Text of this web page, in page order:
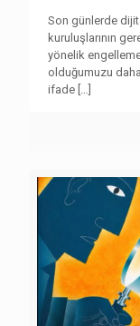
Son günlerde
kuruluşlarının
yönelik
olduğumuzu daha
ifade […]